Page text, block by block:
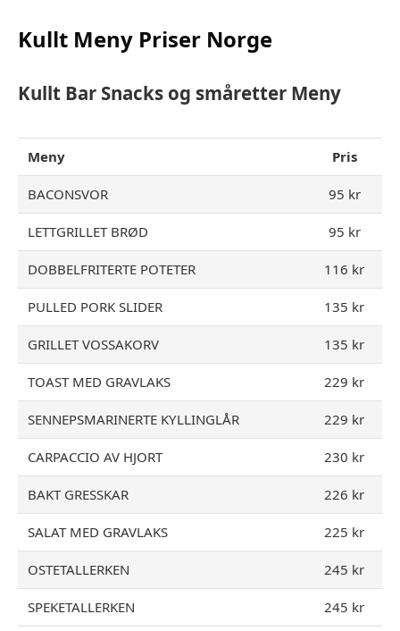
Kullt Meny Priser Norge
Kullt Bar Snacks og småretter Meny
Meny Pris
BACONSVOR 95 kr
LETTGRILLET BRØD 95 kr
DOBBELFRITERTE POTETER 116 kr
PULLED PORK SLIDER 135 kr
GRILLET VOSSAKORV 135 kr
TOAST MED GRAVLAKS 229 kr
SENNEPSMARINERTE KYLLINGLÅR 229 kr
CARPACCIO AV HJORT 230 kr
BAKT GRESSKAR 226 kr
SALAT MED GRAVLAKS 225 kr
OSTETALLERKEN 245 kr
SPEKETALLERKEN 245 kr